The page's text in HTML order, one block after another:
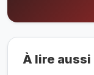
À lire aussi